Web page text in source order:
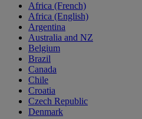
Africa (French)
Africa (English)
Argentina
Australia and NZ
Belgium
Brazil
Canada
Chile
Croatia
Czech Republic
Denmark